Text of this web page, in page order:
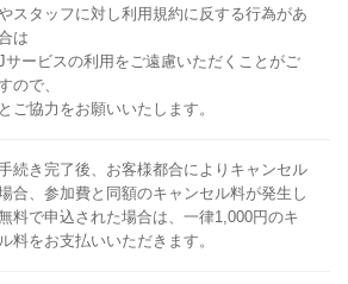
スタッフに対し利用規約に反する行為があ
は
サービスの利用をご遠慮いただくことがご
ので、
ご協力をお願いいたします。
続き完了後、お客様都合によりキャンセル
合、参加費と同額のキャンセル料が発生し
料で申込された場合は、一律1,000円のキ
料をお支払いいただきます。